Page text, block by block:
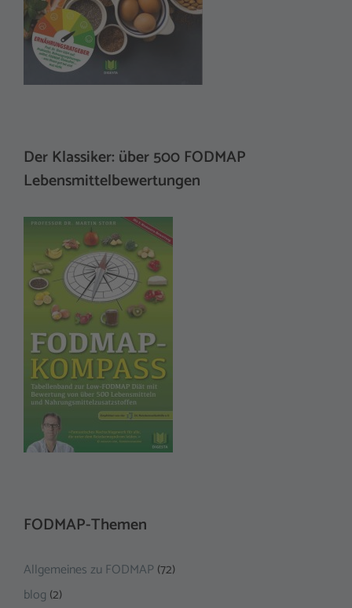
Der Klassiker: über 500 FODMAP
Lebensmittelbewertungen
FODMAP-Themen
Allgemeines zu FODMAP (72)
blog (2)